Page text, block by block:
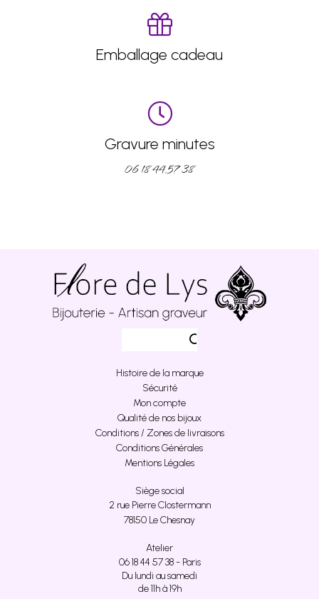
Emballage cadeau
Gravure minutes
06 18 44 57 38
Histoire de la marque
Sécurité
Mon compte
Qualité de nos bijoux
Conditions / Zones de livraisons
Conditions Générales
Mentions Légales
Siège social
2 rue Pierre Clostermann
78150 Le Chesnay
Atelier
06 18 44 57 38 - Paris
Du lundi au samedi
de 11h à 19h